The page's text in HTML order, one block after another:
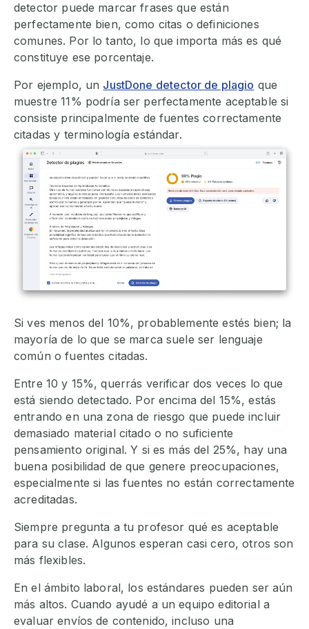
detector puede marcar frases que están
perfectamente bien, como citas o definiciones
comunes. Por lo tanto, lo que importa más es qué
constituye ese porcentaje.
Por ejemplo, un JustDone detector de plagio que
muestre 11% podría ser perfectamente aceptable si
consiste principalmente de fuentes correctamente
citadas y terminología estándar.
Si ves menos del 10%, probablemente estés bien; la
mayoría de lo que se marca suele ser lenguaje
común o fuentes citadas.
Entre 10 y 15%, querrás verificar dos veces lo que
está siendo detectado. Por encima del 15%, estás
entrando en una zona de riesgo que puede incluir
demasiado material citado o no suficiente
pensamiento original. Y si es más del 25%, hay una
buena posibilidad de que genere preocupaciones,
especialmente si las fuentes no están correctamente
acreditadas.
Siempre pregunta a tu profesor qué es aceptable
para su clase. Algunos esperan casi cero, otros son
más flexibles.
En el ámbito laboral, los estándares pueden ser aún
más altos. Cuando ayudé a un equipo editorial a
evaluar envíos de contenido, incluso una